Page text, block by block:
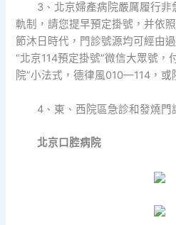
3、北京婦產病院嚴厲履行
軌制，請您提早預定掛號，并依
節沐日時代，門診號源均可經由
“北京114預定掛號”微信大眾號，
院”小法式，德律風010—114，或
4、東、西院區急診和發燒門
北京口腔病院